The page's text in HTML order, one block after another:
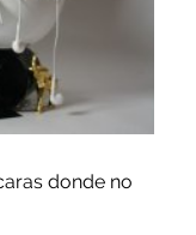
donde no